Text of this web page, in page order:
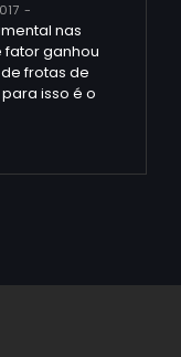
-
nas
fator ganhou
frotas de
isso é o